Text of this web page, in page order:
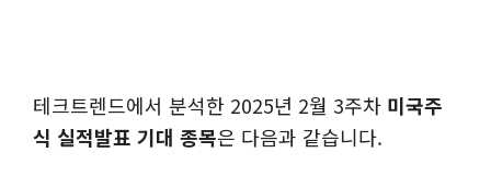
테크트렌드에서 분석한 2025년 2월 3주차 미국주
식 실적발표 기대 종목은 다음과 같습니다.